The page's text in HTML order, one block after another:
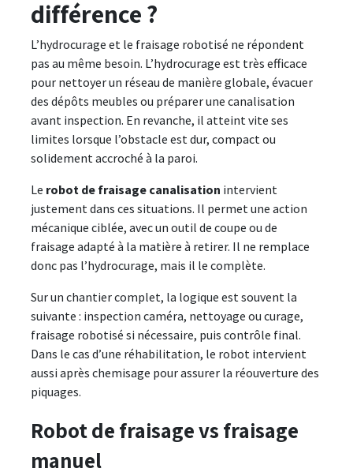
différence ?
L’hydrocurage et le fraisage robotisé ne répondent
pas au même besoin. L’hydrocurage est très efficace
pour nettoyer un réseau de manière globale, évacuer
des dépôts meubles ou préparer une canalisation
avant inspection. En revanche, il atteint vite ses
limites lorsque l’obstacle est dur, compact ou
solidement accroché à la paroi.
Le robot de fraisage canalisation intervient
justement dans ces situations. Il permet une action
mécanique ciblée, avec un outil de coupe ou de
fraisage adapté à la matière à retirer. Il ne remplace
donc pas l’hydrocurage, mais il le complète.
Sur un chantier complet, la logique est souvent la
suivante : inspection caméra, nettoyage ou curage,
fraisage robotisé si nécessaire, puis contrôle final.
Dans le cas d’une réhabilitation, le robot intervient
aussi après chemisage pour assurer la réouverture des
piquages.
Robot de fraisage vs fraisage
manuel